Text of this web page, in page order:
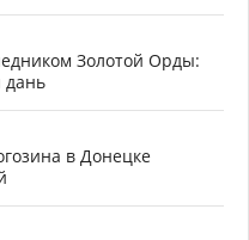
Золотой Орды:
дань
в Донецке